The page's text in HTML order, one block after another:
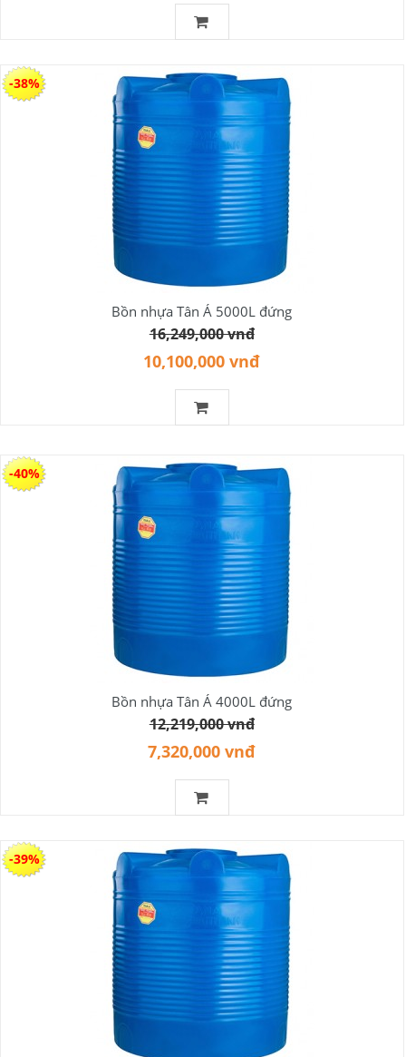
Bồn nhựa Tân Á 5000L đứng
16,249,000 vnđ
10,100,000 vnđ
-38%
Bồn nhựa Tân Á 4000L đứng
12,219,000 vnđ
7,320,000 vnđ
-40%
-39%